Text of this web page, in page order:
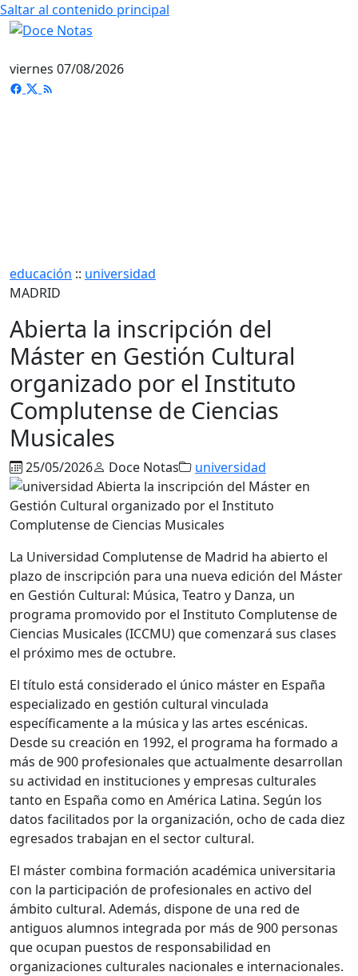
Saltar al contenido principal
viernes 07/08/2026
educación :: universidad
MADRID
Abierta la inscripción del
Máster en Gestión Cultural
organizado por el Instituto
Complutense de Ciencias
Musicales
25/05/2026 Doce Notas universidad
La Universidad Complutense de Madrid ha abierto el
plazo de inscripción para una nueva edición del Máster
en Gestión Cultural: Música, Teatro y Danza, un
programa promovido por el Instituto Complutense de
Ciencias Musicales (ICCMU) que comenzará sus clases
el próximo mes de octubre.
El título está considerado el único máster en España
especializado en gestión cultural vinculada
específicamente a la música y las artes escénicas.
Desde su creación en 1992, el programa ha formado a
más de 900 profesionales que actualmente desarrollan
su actividad en instituciones y empresas culturales
tanto en España como en América Latina. Según los
datos facilitados por la organización, ocho de cada diez
egresados trabajan en el sector cultural.
El máster combina formación académica universitaria
con la participación de profesionales en activo del
ámbito cultural. Además, dispone de una red de
antiguos alumnos integrada por más de 900 personas
que ocupan puestos de responsabilidad en
organizaciones culturales nacionales e internacionales.